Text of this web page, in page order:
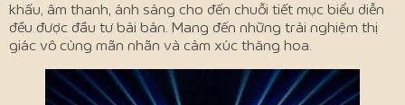
khấu, âm thanh, ánh sáng cho đến chuỗi tiết mục biểu diễn
đều được đầu tư bài bản. Mang đến những trải nghiệm thị
giác vô cùng mãn nhãn và cảm xúc thăng hoa.